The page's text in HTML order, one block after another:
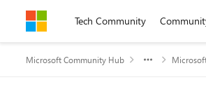
Skip to contentTech Community
Microsoft Community Hub